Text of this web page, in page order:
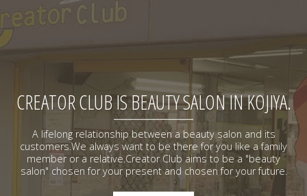
CREATOR CLUB IS BEAUTY SALON IN KOJIYA.
A lifelong relationship between a beauty salon and its
customers.We always want to be there for you like a family
member or a relative.Creator Club aims to be a "beauty
salon" chosen for your present and chosen for your future.